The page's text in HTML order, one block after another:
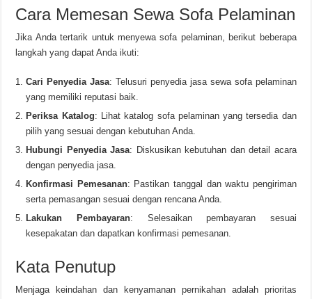
Cara Memesan Sewa Sofa Pelaminan
Jika Anda tertarik untuk menyewa sofa pelaminan, berikut beberapa
langkah yang dapat Anda ikuti:
Cari Penyedia Jasa: Telusuri penyedia jasa sewa sofa pelaminan
yang memiliki reputasi baik.
Periksa Katalog: Lihat katalog sofa pelaminan yang tersedia dan
pilih yang sesuai dengan kebutuhan Anda.
Hubungi Penyedia Jasa: Diskusikan kebutuhan dan detail acara
dengan penyedia jasa.
Konfirmasi Pemesanan: Pastikan tanggal dan waktu pengiriman
serta pemasangan sesuai dengan rencana Anda.
Lakukan Pembayaran: Selesaikan pembayaran sesuai
kesepakatan dan dapatkan konfirmasi pemesanan.
Kata Penutup
Menjaga keindahan dan kenyamanan pernikahan adalah prioritas